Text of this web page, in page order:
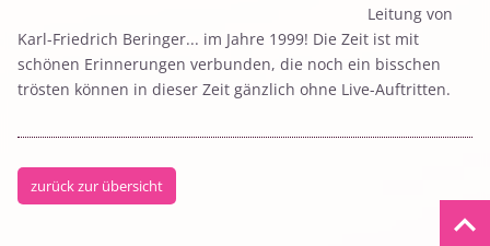
Leitung von
Karl-Friedrich Beringer... im Jahre 1999! Die Zeit ist mit
schönen Erinnerungen verbunden, die noch ein bisschen
trösten können in dieser Zeit gänzlich ohne Live-Auftritten.
zurück zur übersicht
keyboard_arrow_up